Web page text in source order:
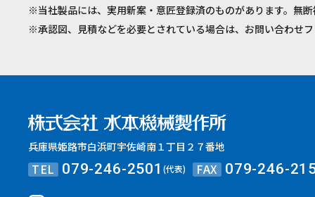
※当社製品には、実用新案・意匠登録済のものがあります。無
※承認図、見積などを必要とされている場合は、お問い合わせ
兵庫県姫路市白浜町宇佐崎南１丁目２７番地
TEL 079-246-2501(代表) FAX 079-246-